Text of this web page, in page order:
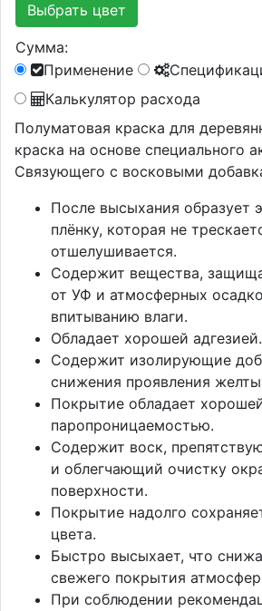
Выбрать цвет
Сумма:
Применение
Калькулятор расхода
Полуматовая краска для
краска на основе специального
Связующего с восковыми
После высыхания образует
плёнку, которая не
отшелушивается.
Содержит вещества,
от УФ и атмосферных
впитыванию влаги.
Обладает хорошей адгезией.
Содержит изолирующие
снижения проявления
Покрытие обладает
паропроницаемостью.
Содержит воск,
и облегчающий очистку
поверхности.
Покрытие надолго
цвета.
Быстро высыхает, что
свежего покрытия
При соблюдении